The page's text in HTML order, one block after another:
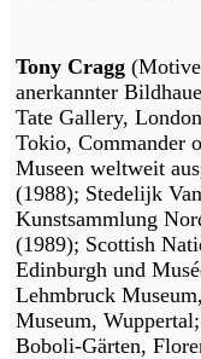
Tony Cragg
anerkannter
Tate Gallery,
Tokio, Commander
Museen weltweit
(1988); Stedelijk
Kunstsammlung
(1989); Scottish
Edinburgh und
Lehmbruck
Museum,
Boboli-Gärten,